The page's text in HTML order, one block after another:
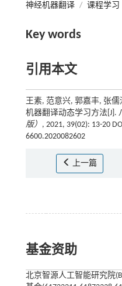
神经机器翻译 / 课程学习
Key words
引用本文
王素, 范意兴, 郭嘉丰, 张
机器翻译动态学习方法[J].
版） , 2021, 39(02): 13-20
6600.2020082602
上一篇
基金资助
北京智源人工智能研究院